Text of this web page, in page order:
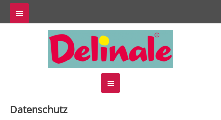
Zum
Inhalt
springen
Above
Hauptmenü
Datenschutz